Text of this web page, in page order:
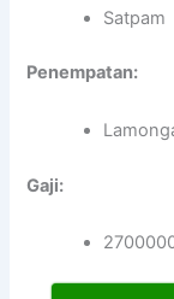
Satpam
Penempatan:
Gaji: